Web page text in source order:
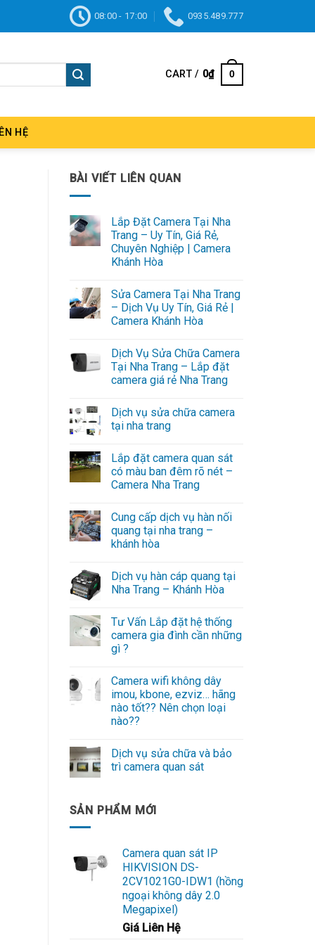
08:00 - 17:00 0935.489.777
CART / 0₫ 0
HỆ
BÀI VIẾT LIÊN QUAN
Lắp Đặt Camera Tại Nha
Trang – Uy Tín, Giá Rẻ,
Chuyên Nghiệp | Camera
Khánh Hòa
Sửa Camera Tại Nha Trang
– Dịch Vụ Uy Tín, Giá Rẻ |
Camera Khánh Hòa
Dịch Vụ Sửa Chữa Camera
Tại Nha Trang – Lắp đặt
camera giá rẻ Nha Trang
Dịch vụ sửa chữa camera
tại nha trang
Lắp đặt camera quan sát
có màu ban đêm rõ nét –
Camera Nha Trang
Cung cấp dịch vụ hàn nối
quang tại nha trang –
khánh hòa
Dịch vụ hàn cáp quang tại
Nha Trang – Khánh Hòa
Tư Vấn Lắp đặt hệ thống
camera gia đình cần những
gì ?
Camera wifi không dây
imou, kbone, ezviz… hãng
nào tốt?? Nên chọn loại
nào??
Dịch vụ sửa chữa và bảo
trì camera quan sát
SẢN PHẨM MỚI
Camera quan sát IP
HIKVISION DS-
2CV1021G0-IDW1 (hồng
ngoại không dây 2.0
Megapixel)
Giá Liên Hệ